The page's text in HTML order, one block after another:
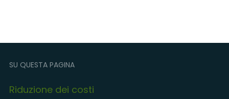
SU QUESTA PAGINA
Riduzione dei costi